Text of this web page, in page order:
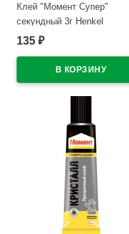
Клей "Момент Супер"
секундный 3г Henkel
арт.608976
135 ₽